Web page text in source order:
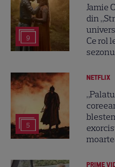
9
Jamie
din
Ce rol
5
NETFLIX
PRIME